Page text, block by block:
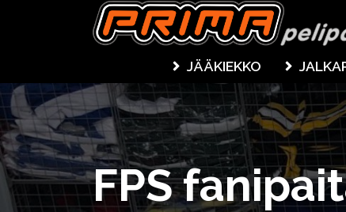
JÄÄKIEKKO
FPS